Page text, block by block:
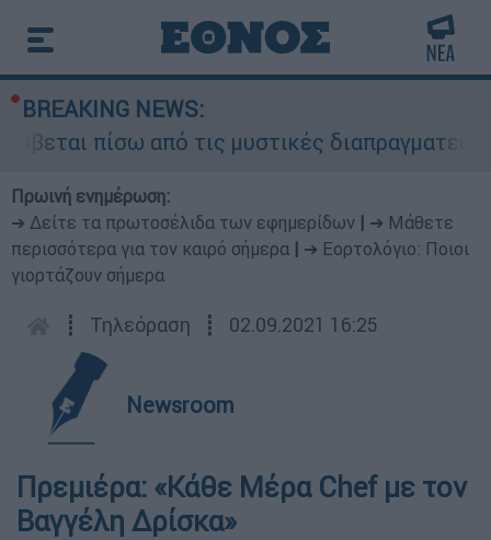
BREAKING NEWS:
πίσω από τις μυστικές
Πρωινή ενημέρωση:
➔ Δείτε τα πρωτοσέλιδα των εφημερίδων
➔ Μάθετε
περισσότερα για τον καιρό σήμερα
➔ Εορτολόγιο: Ποιοι
γιορτάζουν σήμερα
┋ Τηλεόραση ┋ 02.09.2021 16:25
Newsroom
Πρεμιέρα: «Κάθε Μέρα Chef με τον
Βαγγέλη Δρίσκα»